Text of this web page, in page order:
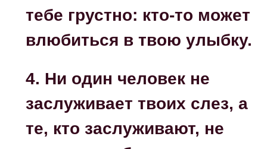
тебе грустно: кто-то может
влюбиться в твою улыбку.
4. Ни один человек не
заслуживает твоих слез, а
те, кто заслуживают, не